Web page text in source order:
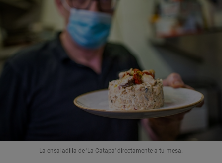
La ensaladilla de 'La Catapa' directamente a tu mesa.